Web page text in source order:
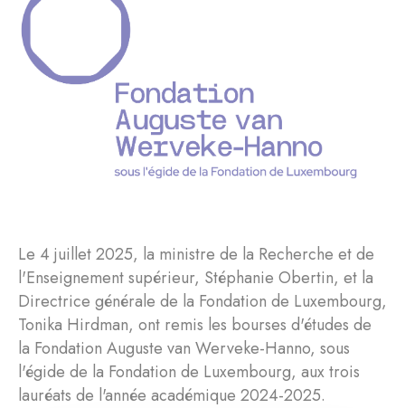
Le 4 juillet 2025, la ministre de la Recherche et de
l'Enseignement supérieur, Stéphanie Obertin, et la
Directrice générale de la Fondation de Luxembourg,
Tonika Hirdman, ont remis les bourses d'études de
la Fondation Auguste van Werveke-Hanno, sous
l'égide de la Fondation de Luxembourg, aux trois
lauréats de l'année académique 2024-2025.